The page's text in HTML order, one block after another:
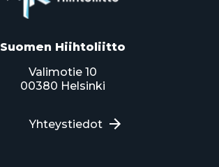
Suomen Hiihtoliitto
Valimotie 10
00380 Helsinki
Yhteystiedot